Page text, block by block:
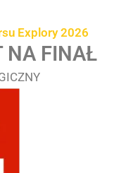
Explory 2026
NA FINAŁ